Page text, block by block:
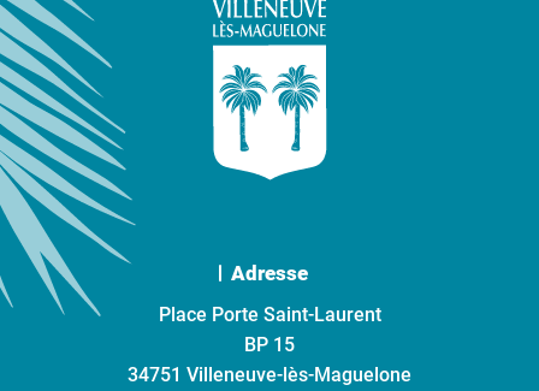
Adresse
Place Porte Saint-Laurent
BP 15
34751 Villeneuve-lès-Maguelone